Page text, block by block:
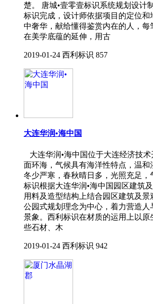
楚。 唐城•壹零壹标识系统规划设计
标识完成，设计师依据项目的定位和
中奢华，献给懂得鉴赏内在的人，每
在美学底蕴的延伸，用古
2019-01-24 西利标识 857
大连华润•海中国
大连华润•海中国位于大连经济技
面环海，气候具有海洋性特点，温和
冬少严寒，春秋晴日多，光照充足
标识根据大连华润•海中国园区建筑
用料及造型结构上结合园区建筑及景
公园式规划理念为中心，着力营造人
景象。西利标识在材质的运用上以原
些石材、木
2019-01-24 西利标识 942